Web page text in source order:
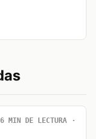
6 MIN DE LECTURA